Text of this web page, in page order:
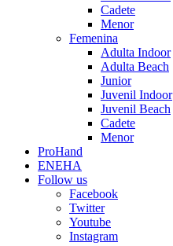
Cadete
Menor
Femenina
Adulta Indoor
Adulta Beach
Junior
Juvenil Indoor
Juvenil Beach
Cadete
Menor
ProHand
ENEHA
Follow us
Facebook
Twitter
Youtube
Instagram